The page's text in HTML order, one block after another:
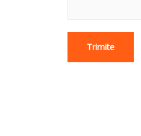
Trimite